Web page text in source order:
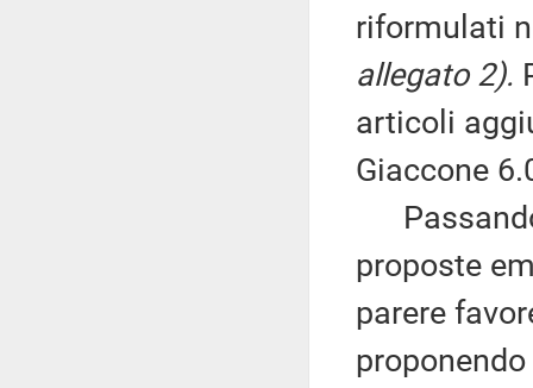
riformulati
allegato 2).
articoli
Giaccone
proposte
parere